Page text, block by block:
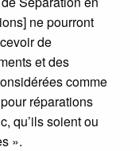
ne pourront
de
et des
comme
réparations
qu’ils soient ou
».